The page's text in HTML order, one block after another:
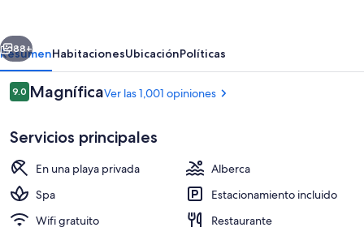
Spa
Moorea
Exterior
Siguiente
88+
ResumenHabitacionesUbicaciónPolíticas
Opiniones
9.09.0 de 10,
MagníficaVer las 1,001 opiniones
Servicios principales
En una playa privada
Alberca
Spa
Estacionamiento incluido
Wifi gratuito
Restaurante